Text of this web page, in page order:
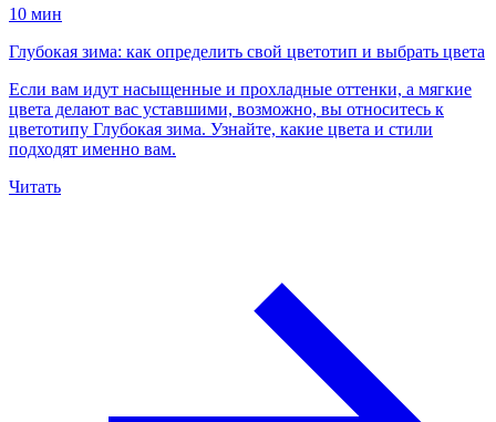
10 мин
Глубокая зима: как определить свой цветотип и выбрать цвета
Если вам идут насыщенные и прохладные оттенки, а мягкие
цвета делают вас уставшими, возможно, вы относитесь к
цветотипу Глубокая зима. Узнайте, какие цвета и стили
подходят именно вам.
Читать